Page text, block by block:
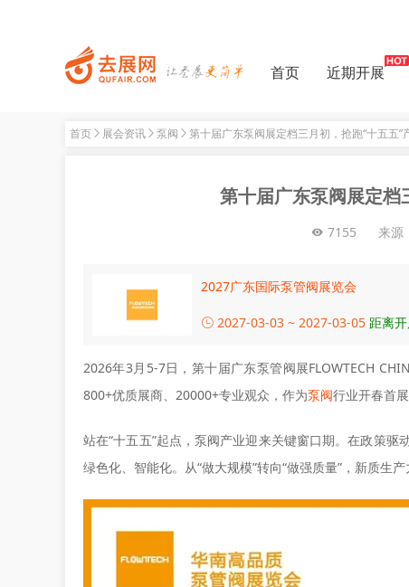
首页 近期开展
首页 展会资讯 泵阀 第十届广东泵阀展定档三月初，抢跑“十五五”
第十届广东泵阀展定档
7155 来源
2027广东国际泵管阀展览会
2027-03-03 ~ 2027-03-05 距离
2026年3月5-7日，第十届广东泵管阀展FLOWTECH
800+优质展商、20000+专业观众，作为泵阀行业开春首
站在“十五五”起点，泵阀产业迎来关键窗口期。在政策驱
绿色化、智能化。从“做大规模”转向“做强质量”，新质生